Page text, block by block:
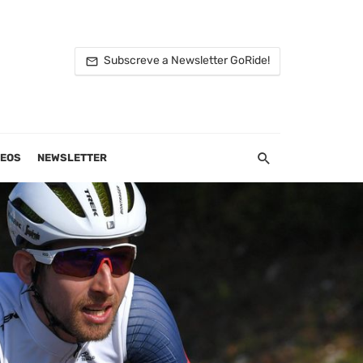
Subscreve a Newsletter GoRide!
NEWSLETTER